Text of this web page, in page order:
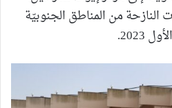
النازحة من المناطق الجنوبيّة